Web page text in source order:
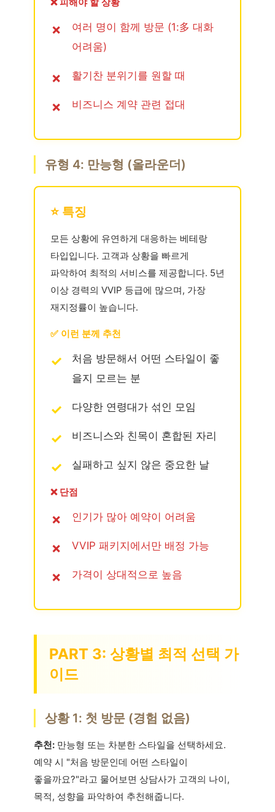
여러 명이 함께 방문 (1:多 대화
어려움)
활기찬 분위기를 원할 때
비즈니스 계약 관련 접대
유형 4: 만능형 (올라운더)
⭐ 특징
모든 상황에 유연하게 대응하는 베테랑
타입입니다. 고객과 상황을 빠르게
파악하여 최적의 서비스를 제공합니다. 5년
이상 경력의 VVIP 등급에 많으며, 가장
재지정률이 높습니다.
✅ 이런 분께 추천
처음 방문해서 어떤 스타일이 좋
을지 모르는 분
다양한 연령대가 섞인 모임
비즈니스와 친목이 혼합된 자리
실패하고 싶지 않은 중요한 날
❌ 단점
인기가 많아 예약이 어려움
VVIP 패키지에서만 배정 가능
가격이 상대적으로 높음
PART 3: 상황별 최적 선택 가
이드
상황 1: 첫 방문 (경험 없음)
추천: 만능형 또는 차분한 스타일을 선택하세요.
예약 시 "처음 방문인데 어떤 스타일이
좋을까요?"라고 물어보면 상담사가 고객의 나이,
목적, 성향을 파악하여 추천해줍니다.